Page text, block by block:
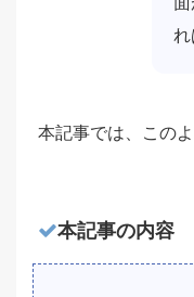
れ
本記事では、この
本記事の内容